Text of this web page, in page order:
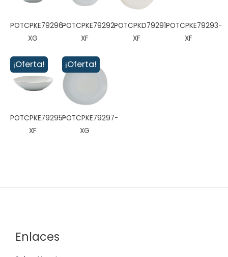
POTCPKE79296-
XG
POTCPKE79292-
XF
POTCPKD79291-
XF
POTCPKE79293-
XF
¡Oferta!
POTCPKE79295-
XF
¡Oferta!
POTCPKE79297-
XG
Enlaces